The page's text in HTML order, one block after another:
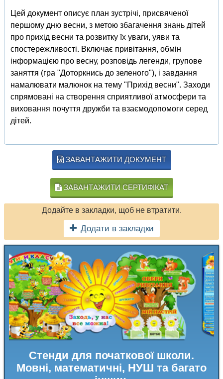
Цей документ описує план зустрічі, присвяченої
першому дню весни, з метою збагачення знань дітей
про прихід весни та розвитку їх уваги, уяви та
спостережливості. Включає привітання, обмін
інформацією про весну, розповідь легенди, групове
заняття (гра "Доторкнись до зеленого"), і завдання
намалювати малюнок на тему "Прихід весни". Заходи
спрямовані на створення сприятливої атмосфери та
виховання почуття дружби та взаємодопомоги серед
дітей.
ЗАВАНТАЖИТИ ДОКУМЕНТ
ЗАВАНТАЖИТИ СЕРТИФІКАТ
Додайте в закладки, щоб не втратити.
Додати в закладки
Стенди для початкової школи.
Мовні, математичні, НУШ та багато